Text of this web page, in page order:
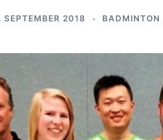
SEPTEMBER 2018 BADMINTON